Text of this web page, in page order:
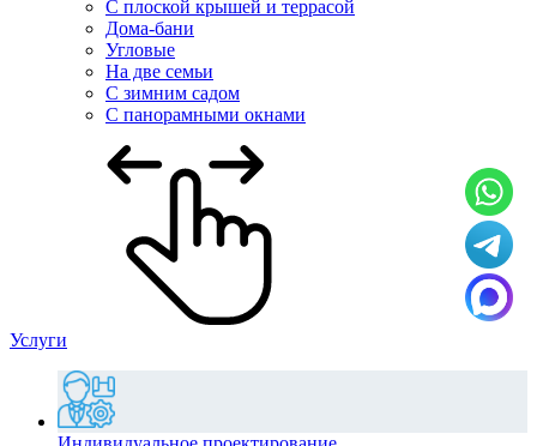
С плоской крышей и террасой
Дома-бани
Угловые
На две семьи
С зимним садом
С панорамными окнами
Услуги